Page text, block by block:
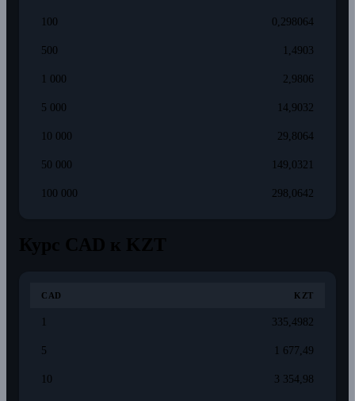
100 0,298064
500 1,4903
1 000 2,9806
5 000 14,9032
10 000 29,8064
50 000 149,0321
100 000 298,0642
CAD KZT
335,4982
5 1 677,49
10 3 354,98